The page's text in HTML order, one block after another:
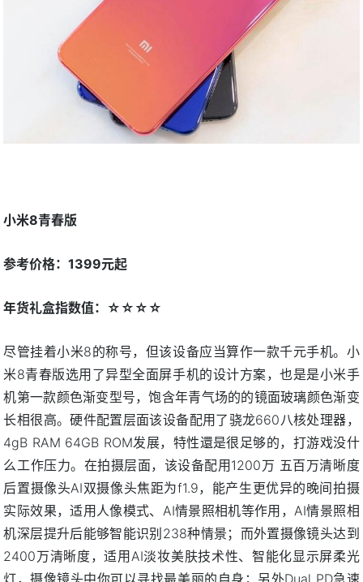
小米8青春版
参考价格：1399元起
年货礼盒指数值：☆☆☆☆
尽管挂着小米8的称号，但该设备应当算作一款千元手机。小
米8青春版选用了异型全面屏手机的设计方案，也是是小米手
机第一款颜色渐变型号，饱含年青气场的的镜面玻璃颜色渐变
长相很高。硬件配置层面该设备配用了骁龙660八核处理器，
4gB RAM 64GB ROM发展，特性還是很足够的，打游戏没什
么工作压力。在拍摄层面，该设备配用1200万 五百万清晰度
后置摄像头AI双摄像头焦距为f1.9，能产生更优异的晚间拍摄
实际效果，适用人像模式、AI情景照相机等作用，AI情景照相
机深层提升后能够智能识别238种情景；而外置摄像镜头达到
2400万清晰度，适用AI淡妆美肤技术性、智能化显示屏柔光
灯，摄像镜头中你可以寻找最美丽的自身；另外Dual PD急速